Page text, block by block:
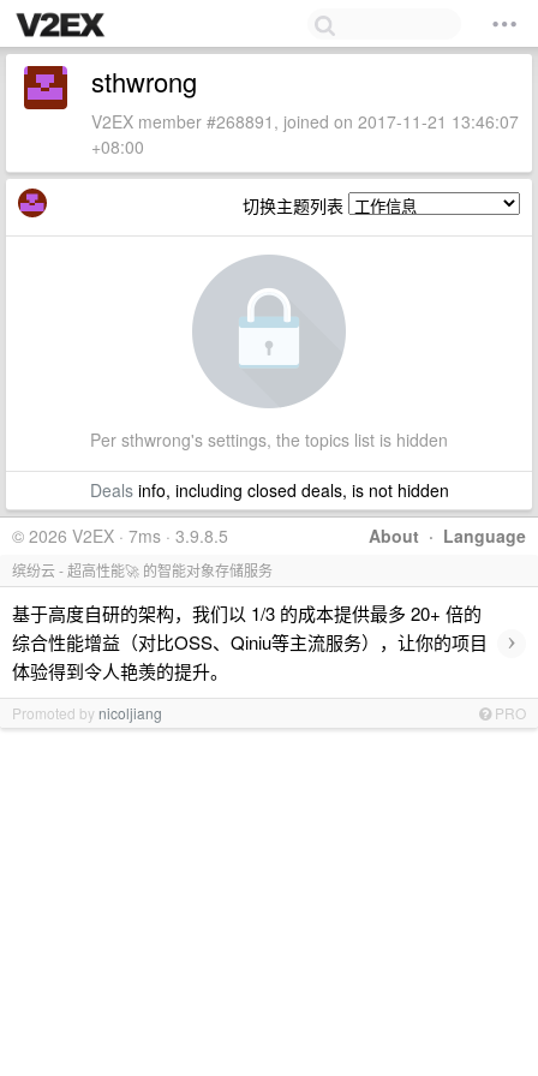
sthwrong
V2EX member #268891, joined on 2017-11-21 13:46:07
+08:00
切换主题列表
Per sthwrong's settings, the topics list is hidden
Dealsinfo, including closed deals, is not hidden
About · Language
© 2026 V2EX · 7ms · 3.9.8.5
缤纷云 - 超高性能🚀 的智能对象存储服务
基于高度自研的架构，我们以 1/3 的成本提供最多 20+ 倍的
综合性能增益（对比OSS、Qiniu等主流服务），让你的项目
体验得到令人艳羡的提升。
›
Promoted by nicoljiang PRO